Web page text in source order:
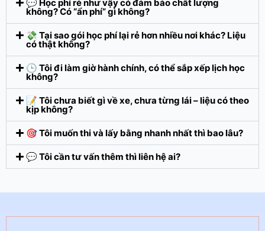
💬 Học phí rẻ như vậy có đảm bảo chất lượng
không? Có “ẩn phí” gì không?
💸 Tại sao gói học phí lại rẻ hơn nhiều nơi khác? Liệu
có thật không?
🕒 Tôi đi làm giờ hành chính, có thể sắp xếp lịch học
không?
📝 Tôi chưa biết gì về xe, chưa từng lái – liệu có theo
kịp không?
🎯 Tôi muốn thi và lấy bằng nhanh nhất thì bao lâu?
💬 Tôi cần tư vấn thêm thì liên hệ ai?